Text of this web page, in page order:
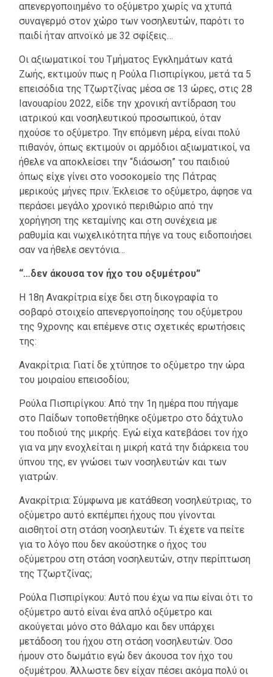
απενεργοποιημένο το οξύμετρο χωρίς να χτυπά
συναγερμό στον χώρο των νοσηλευτών, παρότι το
παιδί ήταν απνοϊκό με 32 σφίξεις…
Οι αξιωματικοί του Τμήματος Εγκλημάτων κατά
Ζωής, εκτιμούν πως η Ρούλα Πισπιρίγκου, μετά τα 5
επεισόδια της Τζωρτζίνας μέσα σε 13 ώρες, στις 28
Ιανουαρίου 2022, είδε την χρονική αντίδραση του
ιατρικού και νοσηλευτικού προσωπικού, όταν
ηχούσε το οξύμετρο. Την επόμενη μέρα, είναι πολύ
πιθανόν, όπως εκτιμούν οι αρμόδιοι αξιωματικοί, να
ήθελε να αποκλείσει την “διάσωση” του παιδιού
όπως είχε γίνει στο νοσοκομείο της Πάτρας
μερικούς μήνες πριν. Έκλεισε το οξύμετρο, άφησε να
περάσει μεγάλο χρονικό περιθώριο από την
χορήγηση της κεταμίνης και στη συνέχεια με
ραθυμία και νωχελικότητα πήγε να τους ειδοποιήσει
σαν να ήθελε σεντόνια…
“…δεν άκουσα τον ήχο του οξυμέτρου”
Η 18η Ανακρίτρια είχε δει στη δικογραφία το
σοβαρό στοιχείο απενεργοποίησης του οξύμετρου
της 9χρονης και επέμενε στις σχετικές ερωτήσεις
της:
Ανακρίτρια: Γιατί δε χτύπησε το οξύμετρο την ώρα
του μοιραίου επεισοδίου;
Ρούλα Πισπιρίγκου: Από την 1η ημέρα που πήγαμε
στο Παίδων τοποθετήθηκε οξύμετρο στο δάχτυλο
του ποδιού της μικρής. Εγώ είχα κατεβάσει τον ήχο
για να μην ενοχλείται η μικρή κατά την διάρκεια του
ύπνου της, εν γνώσει των νοσηλευτών και των
γιατρών.
Ανακρίτρια: Σύμφωνα με κατάθεση νοσηλεύτριας, το
οξύμετρο αυτό εκπέμπει ήχους που γίνονται
αισθητοί στη στάση νοσηλευτών. Τι έχετε να πείτε
για το λόγο που δεν ακούστηκε ο ήχος του
οξύμετρου στη στάση νοσηλευτών, στην περίπτωση
της Τζωρτζίνας;
Ρούλα Πισπιρίγκου: Αυτό που έχω να πω είναι ότι το
οξύμετρο αυτό είναι ένα απλό οξύμετρο και
ακούγεται μόνο στο θάλαμο και δεν υπάρχει
μετάδοση του ήχου στη στάση νοσηλευτών. Όσο
ήμουν στο δωμάτιο εγώ δεν άκουσα τον ήχο του
οξυμέτρου. Άλλωστε δεν είχαν πέσει ακόμα πολύ οι